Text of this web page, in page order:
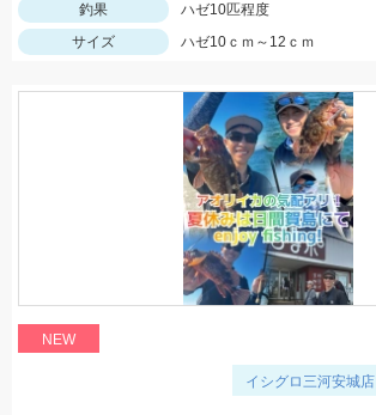
釣果
ハゼ10匹程度
サイズ
ハゼ10ｃｍ～12ｃｍ
NEW
イシグロ三河安城店